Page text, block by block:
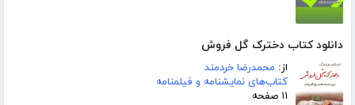
دانلود کتاب دخترک گل فروش
از: محمدرضا خردمند
کتاب‌های نمایشنامه و فیلمنامه
۱۱ صفحه